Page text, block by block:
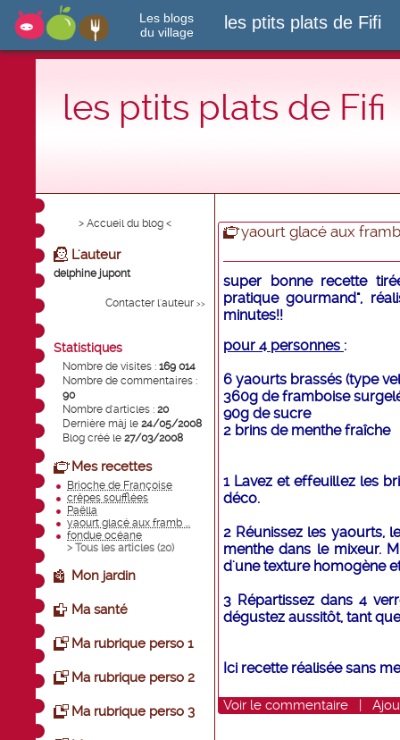
Les blogs
du village
les ptits plats de Fifi
les ptits plats de Fifi
> Accueil du blog <
L'auteur
delphine jupont
Contacter l'auteur >>
Statistiques
Nombre de visites : 169 014
Nombre de commentaires :
90
Nombre d'articles : 20
Dernière màj le 24/05/2008
Blog créé le 27/03/2008
Mes recettes
Brioche de Françoise
crêpes soufflées
Paëlla
yaourt glacé aux framb ...
fondue océane
> Tous les articles (20)
Mon jardin
Ma santé
Ma rubrique perso 1
Ma rubrique perso 2
Ma rubrique perso 3
yaourt glacé aux
super bonne recette
pratique gourmand",
minutes!!
pour 4 personnes :
6 yaourts brassés (type
360g de framboise
90g de sucre
2 brins de menthe fraîche
1 Lavez et effeuillez les
déco.
2 Réunissez les yaourts,
menthe dans le mixeur.
d'une texture homogène
3 Répartissez dans 4
dégustez aussitôt, tant
Ici recette réalisée sans
Voir le commentaire |